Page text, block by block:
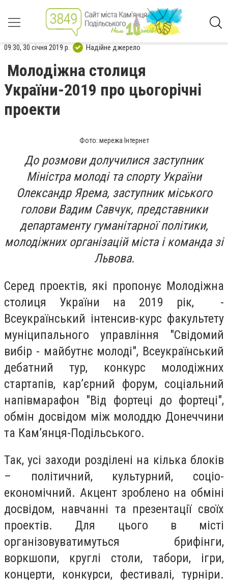
09:30, 30 січня 2019 р. Надійне джерело
Молодіжна столиця
України-2019 про цьогорічні
проекти
Фото: мережа Інтернет
До розмови долучилися заступник
Міністра молоді та спорту України
Олександр Ярема, заступник міського
голови Вадим Савчук, представники
департаменту гуманітарної політики,
молодіжних організацій міста і команда зі
Львова.
Серед проектів, які пропонує Молодіжна
столиця України на 2019 рік, -
Всеукраїнський інтенсив-курс факультету
муніципального управління "Свідомий
вибір - майбутнє молоді", Всеукраїнський
дебатний тур, конкурс молодіжних
стартапів, кар’єрний форум, соціальний
напівмарафон "Від фортеці до фортеці",
обмін досвідом між молоддю Донеччини
та Кам’янця-Подільського.
Так, усі заходи розділені на кілька блоків
– політичний, культурний, соціо-
економічний. Акцент зроблено на обміні
досвідом, навчанні та презентації своїх
проектів. Для цього в місті
організовуватимуться брифінги,
воркшопи, круглі столи, табори, ігри,
концерти, конкурси, фестивалі, турніри.